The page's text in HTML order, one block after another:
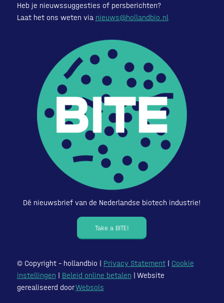
Heb je nieuwssuggesties of persberichten?
Laat het ons weten via nieuws@hollandbio.nl
Dé nieuwsbrief van de Nederlandse biotech industrie!
Take a BITE!
© Copyright – hollandbio | Privacy Statement| Cookie
instellingen | Beleid online betalen | Website
gerealiseerd doorWebsols